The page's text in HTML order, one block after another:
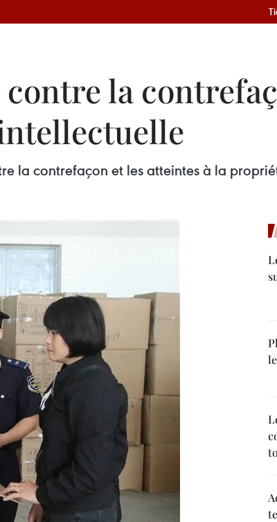
la
la contrefaçon et les atteintes à la